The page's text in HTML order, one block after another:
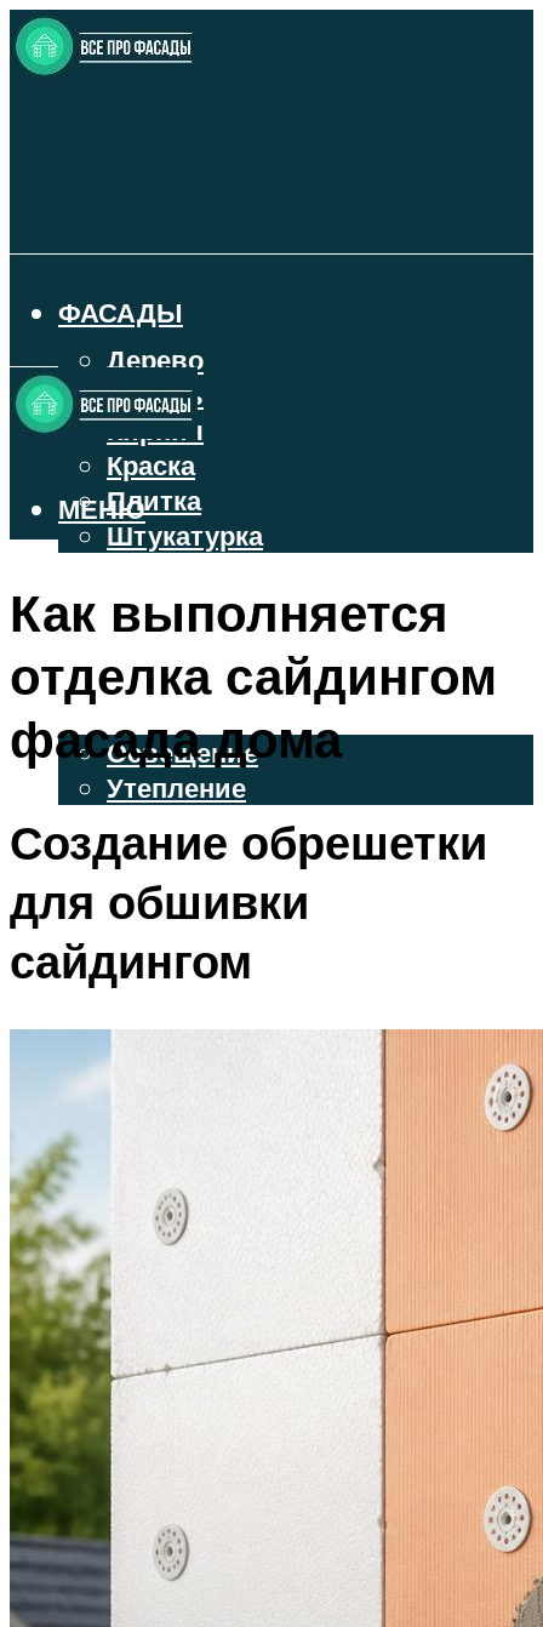
ФАСАДЫ
Дерево
Камень
Кирпич
Краска
Плитка
Штукатурка
ОСВЕЩЕНИЕ И УТЕПЛЕНИЕ
Освещение
Утепление
ДЕКОР
МЕНЮ
МЕНЮ
Как выполняется
отделка сайдингом
фасада дома
Создание обрешетки
для обшивки
сайдингом